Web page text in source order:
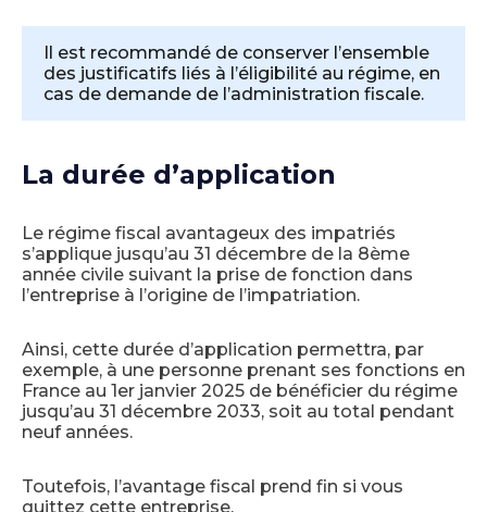
Il est recommandé de conserver l’ensemble
des justificatifs liés à l’éligibilité au régime, en
cas de demande de l’administration fiscale.
La durée d’application
Le régime fiscal avantageux des impatriés
s’applique jusqu’au 31 décembre de la 8ème
année civile suivant la prise de fonction dans
l’entreprise à l’origine de l’impatriation.
Ainsi, cette durée d’application permettra, par
exemple, à une personne prenant ses fonctions en
France au 1er janvier 2025 de bénéficier du régime
jusqu’au 31 décembre 2033, soit au total pendant
neuf années.
Toutefois, l’avantage fiscal prend fin si vous
quittez cette entreprise.